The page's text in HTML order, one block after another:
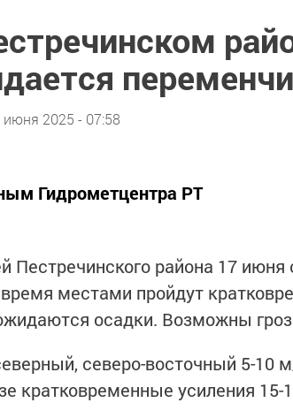
июня 2025 - 07:58
Гидрометцентра РТ
Пестречинского района 17
местами пройдут
осадки. Возможны
северо-восточный 5-
кратковременные усиления 15-